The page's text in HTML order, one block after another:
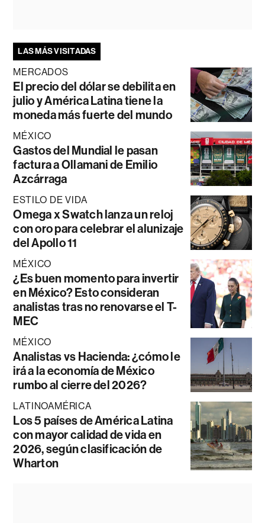
LAS MÁS VISITADAS
MERCADOS
El precio del dólar se debilita en
julio y América Latina tiene la
moneda más fuerte del mundo
MÉXICO
Gastos del Mundial le pasan
factura a Ollamani de Emilio
Azcárraga
ESTILO DE VIDA
Omega x Swatch lanza un reloj
con oro para celebrar el alunizaje
del Apollo 11
MÉXICO
¿Es buen momento para invertir
en México? Esto consideran
analistas tras no renovarse el T-
MEC
MÉXICO
Analistas vs Hacienda: ¿cómo le
irá a la economía de México
rumbo al cierre del 2026?
LATINOAMÉRICA
Los 5 países de América Latina
con mayor calidad de vida en
2026, según clasificación de
Wharton